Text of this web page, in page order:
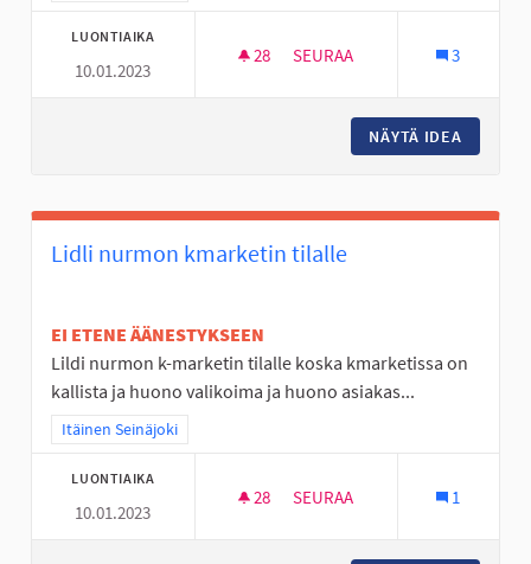
LUONTIAIKA
10.01.2023
28 28 SEURAAJAA
SEURAA 3
NÄYTÄ IDEA
Lidli nurmon kmarketin tilalle
EI ETENE ÄÄNESTYKSEEN
Lildi nurmon k-marketin tilalle koska kmarketissa on
kallista ja huono valikoima ja huono asiakas...
Rajaa tulokset teeman mukaan: Itäinen Seinäjoki
Itäinen Seinäjoki
LUONTIAIKA
10.01.2023
28 28 SEURAAJAA
SEURAA 1